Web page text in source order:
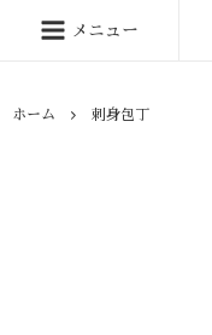
メニュー
ホーム 刺身包丁